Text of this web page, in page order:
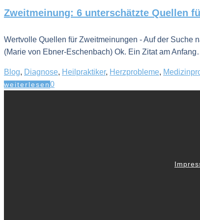
Zweitmeinung: 6 unterschätzte Quellen
Wertvolle Quellen für Zweitmeinungen - Auf der Suche
(Marie von Ebner-Eschenbach) Ok. Ein Zitat am
Blog, Diagnose, Heilpraktiker, Herzprobleme,
weiterlesen0